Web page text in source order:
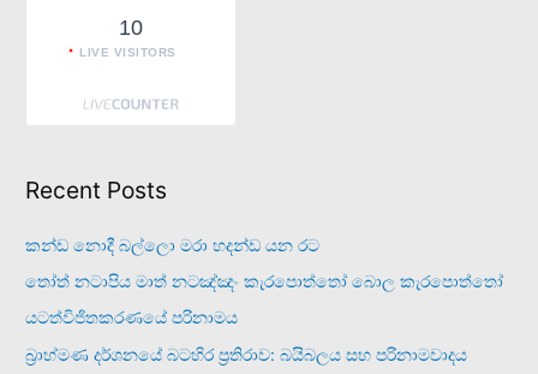
10
LIVE VISITORS
Recent Posts
කන්ඩ නොදී බල්ලො මරා හදන්ඩ යන රට
තෝත් නටාපිය මාත් නටඤ්ඤං කැරපොත්තෝ බොල කැරපොත්තෝ
යටත්විජිතකරණයේ පරිනාමය
බ්‍රාහ්මණ දර්ශනයේ බටහිර ප්‍රතිරාව: බයිබලය සහ පරිනාමවාදය